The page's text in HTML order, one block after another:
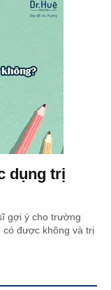
dụng trị
gợi ý cho trường
có được không và trị